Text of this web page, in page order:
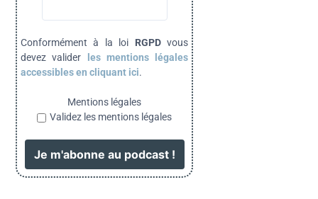
Conformément à la loi RGPDvous
devez valider
les mentions légales
accessibles en cliquant ici.
Mentions légales
Validez les mentions légales